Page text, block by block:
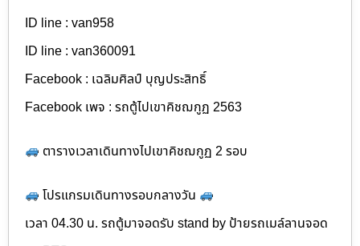
ID line : van958
ID line : van360091
Facebook : เฉลิมศิลป์ บุญประสิทธิ์
Facebook เพจ : รถตู้ไปเขาคิชฌกูฏ 2563
ตารางเวลาเดินทางไปเขาคิชฌกูฏ 2 รอบ
โปรแกรมเดินทางรอบกลางวัน
เวลา 04.30 น. รถตู้มาจอดรับ stand by ป้ายรถเมล์ลานจอด